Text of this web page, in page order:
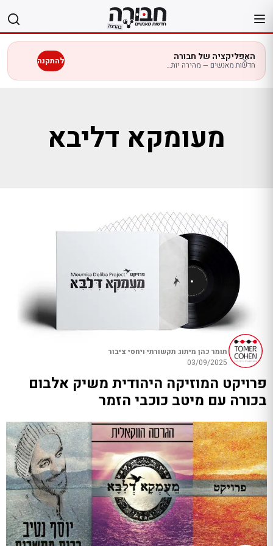
לתוכן
האפליקציה של חבורה
חדשות מאנשים — מהירה יותר בנייד להתקנה
מעומקא דליבא
תומר כהן מיתוג תקשורתי ויחסי ציבור
03/09/2025
פרויקט המוזיקה היהודית משיק אלבום
בכורה עם מיטב כוכבי הזמר